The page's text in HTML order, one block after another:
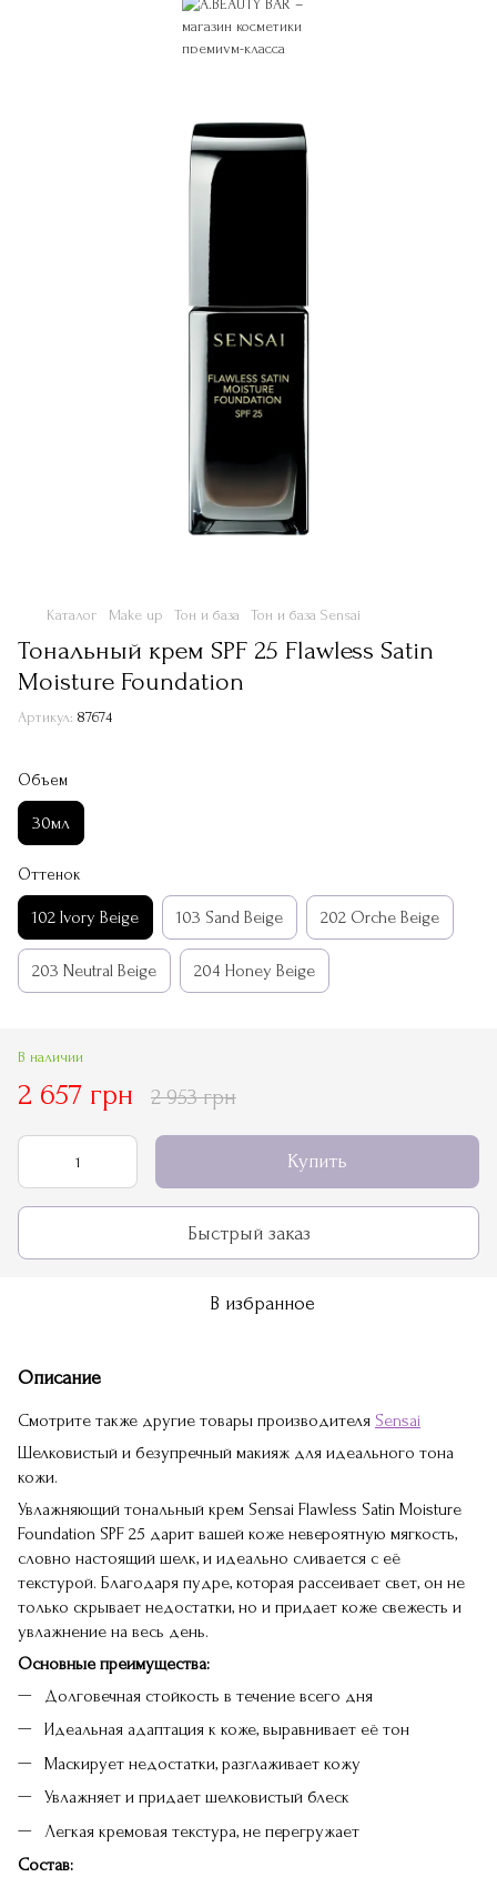
Каталог Make up Тон и база Тон и база Sensai
Тональный крем SPF 25 Flawless Satin
Moisture Foundation
Артикул: 87674
Объем
30мл
Оттенок
102 Ivory Beige 103 Sand Beige 202 Orche Beige
203 Neutral Beige 204 Honey Beige
В наличии
2 657 грн 2 953 грн
Купить
Быстрый заказ
В избранное
Описание
Смотрите также другие товары производителя Sensai
Шелковистый и безупречный макияж для идеального тона
кожи.
Увлажняющий тональный крем Sensai Flawless Satin Moisture
Foundation SPF 25 дарит вашей коже невероятную мягкость,
словно настоящий шелк, и идеально сливается с её
текстурой. Благодаря пудре, которая рассеивает свет, он не
только скрывает недостатки, но и придает коже свежесть и
увлажнение на весь день.
Основные преимущества:
Долговечная стойкость в течение всего дня
Идеальная адаптация к коже, выравнивает её тон
Маскирует недостатки, разглаживает кожу
Увлажняет и придает шелковистый блеск
Легкая кремовая текстура, не перегружает
Состав: